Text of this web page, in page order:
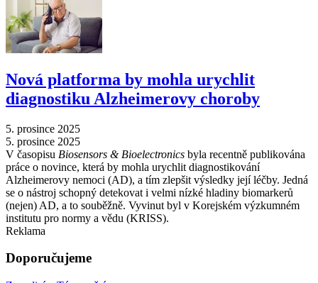
Nová platforma by mohla urychlit
diagnostiku Alzheimerovy choroby
5. prosince 2025
5. prosince 2025
V časopisu Biosensors & Bioelectronics byla recentně publikována
práce o novince, která by mohla urychlit diagnostikování
Alzheimerovy nemoci (AD), a tím zlepšit výsledky její léčby. Jedná
se o nástroj schopný detekovat i velmi nízké hladiny biomarkerů
(nejen) AD, a to souběžně. Vyvinut byl v Korejském výzkumném
institutu pro normy a vědu (KRISS).
Reklama
Doporučujeme